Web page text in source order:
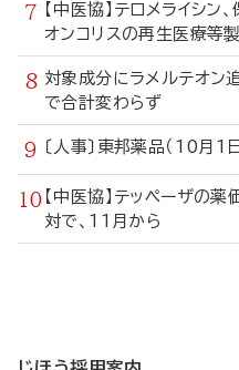
【中医協】テロメライシ
オンコリスの再生医療等
対象成分にラメルテオ
で合計変わらず
〔人事〕東邦薬品（10
【中医協】テッペーザ
対で、11月から